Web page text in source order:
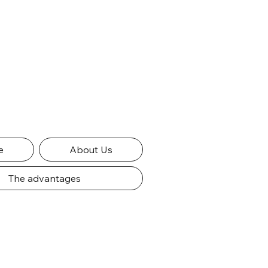
About Us
The advantages